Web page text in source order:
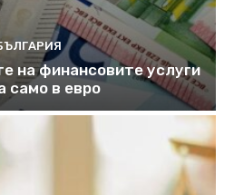
на финансовите услуги
само в евро